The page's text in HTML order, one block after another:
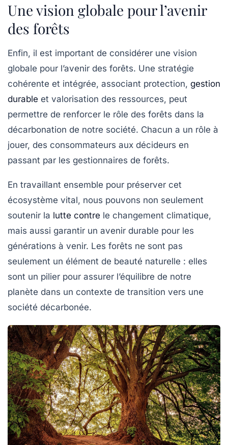
Une vision globale pour l’avenir
des forêts
Enfin, il est important de considérer une vision
globale pour l’avenir des forêts. Une stratégie
cohérente et intégrée, associant protection, gestion
durable et valorisation des ressources, peut
permettre de renforcer le rôle des forêts dans la
décarbonation de notre société. Chacun a un rôle à
jouer, des consommateurs aux décideurs en
passant par les gestionnaires de forêts.
En travaillant ensemble pour préserver cet
écosystème vital, nous pouvons non seulement
soutenir la lutte contre le changement climatique,
mais aussi garantir un avenir durable pour les
générations à venir. Les forêts ne sont pas
seulement un élément de beauté naturelle : elles
sont un pilier pour assurer l’équilibre de notre
planète dans un contexte de transition vers une
société décarbonée.